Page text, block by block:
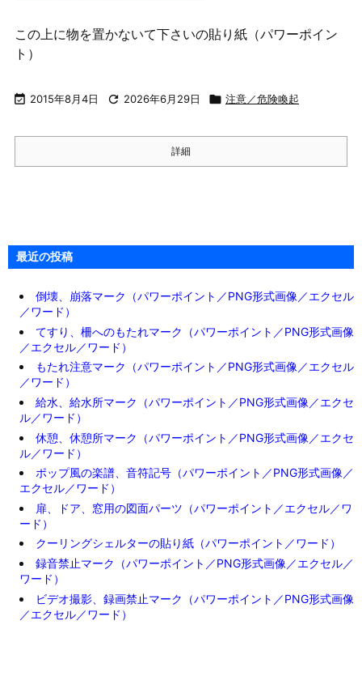
この上に物を置かないて下さいの貼り紙（パワーポイン
ト）
 2015年8月4日  2026年6月29日  注意／危険喚起
詳細
最近の投稿
倒壊、崩落マーク（パワーポイント／PNG形式画像／エクセル
／ワード）
てすり、柵へのもたれマーク（パワーポイント／PNG形式画像
／エクセル／ワード）
もたれ注意マーク（パワーポイント／PNG形式画像／エクセル
／ワード）
給水、給水所マーク（パワーポイント／PNG形式画像／エクセ
ル／ワード）
休憩、休憩所マーク（パワーポイント／PNG形式画像／エクセ
ル／ワード）
ポップ風の楽譜、音符記号（パワーポイント／PNG形式画像／
エクセル／ワード）
扉、ドア、窓用の図面パーツ（パワーポイント／エクセル／ワ
ード）
クーリングシェルターの貼り紙（パワーポイント／ワード）
録音禁止マーク（パワーポイント／PNG形式画像／エクセル／
ワード）
ビデオ撮影、録画禁止マーク（パワーポイント／PNG形式画像
／エクセル／ワード）